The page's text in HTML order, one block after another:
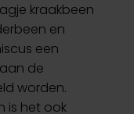
kraakbeen
en
een
de
worden.
is het ook